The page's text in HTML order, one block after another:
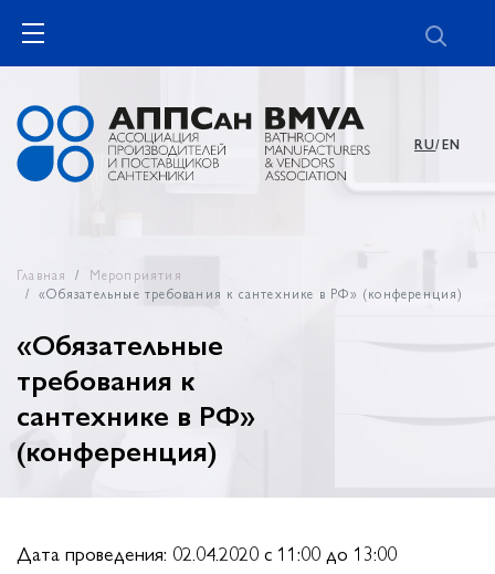
RU/EN
Главная
Мероприятия
«Обязательные требования к сантехнике в РФ» (конференция)
«Обязательные
требования к
сантехнике в РФ»
(конференция)
Дата проведения: 02.04.2020 c 11:00 до 13:00